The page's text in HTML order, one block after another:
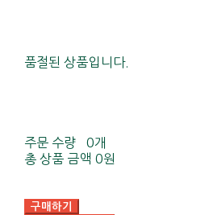
품절된 상품입니다.
주문 수량
0개
총 상품 금액 0원
구매하기